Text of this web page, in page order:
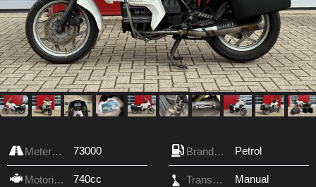
Meterstand 73000 Brandstof Petrol
Motorinhoud 740cc Transmissie Manual